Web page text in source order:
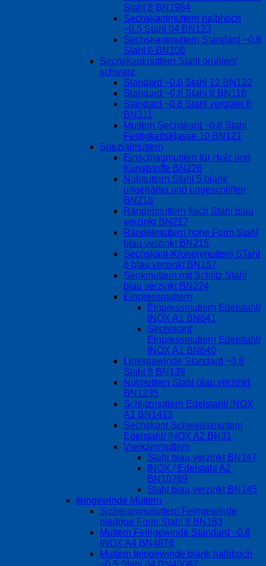
Stahl 8 BN1984
Sechskantmuttern halbhoch
~0.5 Stahl 04 BN123
Sechskantmuttern Standard ~0.8
Stahl 6 BN108
Sechskantmuttern Stahl brüniert/
schwarz
Standard ~0.8 Stahl 12 BN122
Standard ~0.8 Stahl 8 BN116
Standard ~0.8 Stahl vergütet 8
BN311
Muttern Sechskant ~0.8 Stahl
Festigkeitsklasse 10 BN121
Spezialmuttern
Einschlagmuttern für Holz und
Kunststoffe BN226
Nutmuttern Stahl 5 blank
ungehärtet und ungeschliffen
BN218
Rändelmuttern flach Stahl blau
verzinkt BN217
Rändelmuttern hohe Form Stahl
blau verzinkt BN215
Sechskant-Kronenmuttern STahl
8 blau verzinkt BN157
Senkmuttern mit Schlitz Stahl
blau verzinkt BN224
Einpressmuttern
Einpressmuttern Edelstahl/
INOX A1 BN641
Sechskant
Einpressmuttern Edelstahl/
INOX A1 BN640
Linksgewinde Standard ~0.8
Stahl 8 BN139
Nutmuttern Stahl blau verzinkt
BN1235
Schlitzmuttern Edelstahl/ INOX
A1 BN1413
Sechskant Schweissmuttern
Edelstahl/ INOX A2 BN31
Vierkantmuttern
Stahl blau verzinkt BN147
INOX / Edelstahl A2
BN10769
Stahl blau verzinkt BN145
feingewinde Muttern
Sicherungsmuttern Feingewinde
niedrige Form Stahl 8 BN163
Muttern Feingewinde Standard ~0.8
INOX A4 BN4876
Muttern feingewinde blank halbhoch